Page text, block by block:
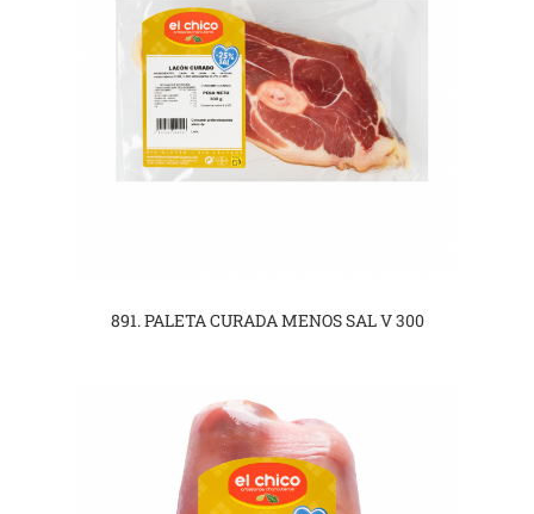
891. PALETA CURADA MENOS SAL V 300